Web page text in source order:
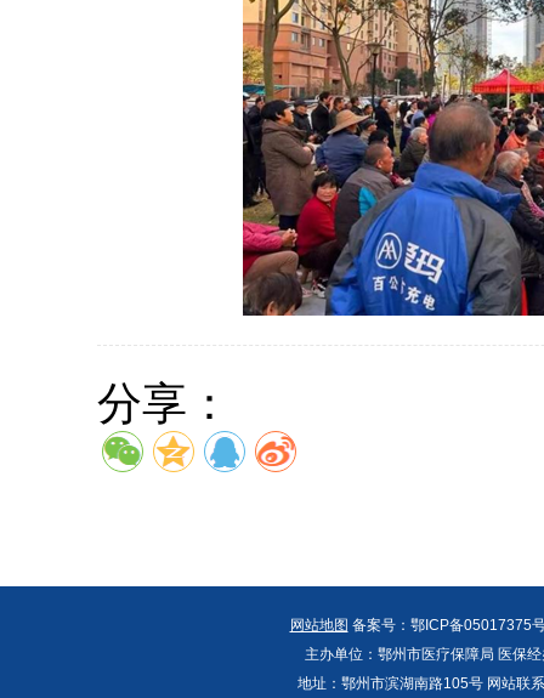
分享：
网站地图 备案号：鄂ICP备05017375
主办单位：鄂州市医疗保障局 医保
地址：鄂州市滨湖南路105号 网站